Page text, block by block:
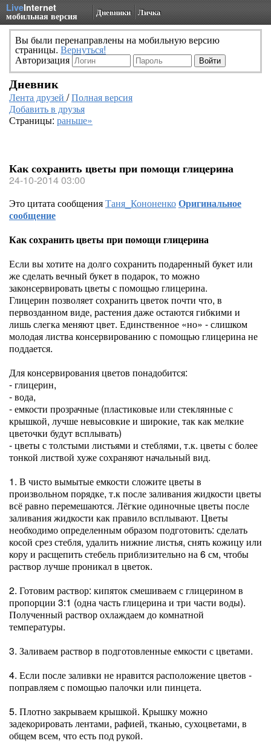
LiveInternet
мобильная версия Дневники Личка
Вы были перенаправлены на мобильную версию
страницы. Вернуться!
Авторизация
Дневник
Лента друзей /Полная версия
Добавить в друзья
Страницы: раньше»
Как сохранить цветы при помощи глицерина
24-10-2014 03:00
Это цитата сообщенияТаня_КононенкоОригинальное
сообщение
Как сохранить цветы при помощи глицерина
Если вы хотите на долго сохранить подаренный букет или
же сделать вечный букет в подарок, то можно
законсервировать цветы с помощью глицерина.
Глицерин позволяет сохранить цветок почти что, в
первозданном виде, растения даже остаются гибкими и
лишь слегка меняют цвет. Единственное «но» - слишком
молодая листва консервированию с помощью глицерина не
поддается.
Для консервирования цветов понадобится:
- глицерин,
- вода,
- емкости прозрачные (пластиковые или стеклянные с
крышкой, лучше невысовкие и широкие, так как мелкие
цветочки будут всплывать)
- цветы с толстыми листьями и стеблями, т.к. цветы с более
тонкой листвой хуже сохраняют начальный вид.
1. В чисто вымытые емкости сложите цветы в
произвольном порядке, т.к после заливания жидкости цветы
всё равно перемешаются. Лёгкие одиночные цветы после
заливания жидкости как правило всплывают. Цветы
необходимо определенным образом подготовить: сделать
косой срез стебля, удалить нижние листья, снять кожицу или
кору и расщепить стебель приблизительно на 6 см, чтобы
раствор лучше проникал в цветок.
2. Готовим раствор: кипяток смешиваем с глицерином в
пропорции 3:1 (одна часть глицерина и три части воды).
Полученный раствор охлаждаем до комнатной
температуры.
3. Заливаем раствор в подготовленные емкости с цветами.
4. Если после заливки не нравится расположение цветов -
поправляем с помощью палочки или пинцета.
5. Плотно закрываем крышкой. Крышку можно
задекорировать лентами, рафией, тканью, сухоцветами, в
общем всем, что есть под рукой.